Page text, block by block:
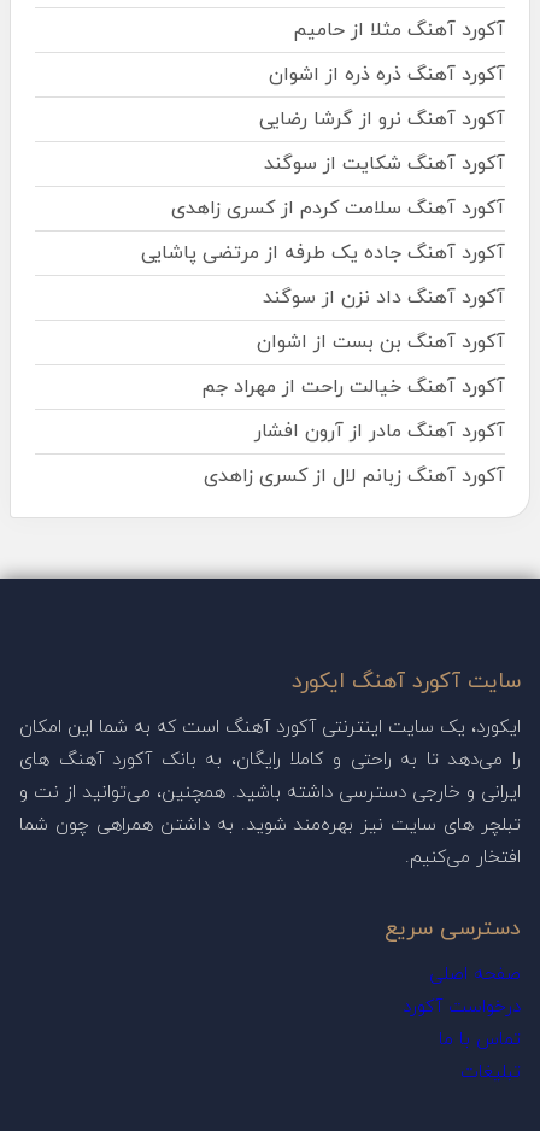
آکورد آهنگ مثلا از حامیم
آکورد آهنگ ذره ذره از اشوان
آکورد آهنگ نرو از گرشا رضایی
آکورد آهنگ شکایت از سوگند
آکورد آهنگ سلامت کردم از کسری زاهدی
آکورد آهنگ جاده یک طرفه از مرتضی پاشایی
آکورد آهنگ داد نزن از سوگند
آکورد آهنگ بن بست از اشوان
آکورد آهنگ خیالت راحت از مهراد جم
آکورد آهنگ مادر از آرون افشار
آکورد آهنگ زبانم لال از کسری زاهدی
سایت آکورد آهنگ ایکورد
ایکورد، یک سایت اینترنتی آکورد آهنگ است که به شما این امکان
را می‌دهد تا به راحتی و کاملا رایگان، به بانک آکورد آهنگ های
ایرانی و خارجی دسترسی داشته باشید. همچنین، می‌توانید از نت و
تبلچر های سایت نیز بهره‌مند شوید. به داشتن همراهی چون شما
افتخار می‌کنیم.
دسترسی سریع
صفحه اصلی
درخواست آکورد
تماس با ما
تبلیغات